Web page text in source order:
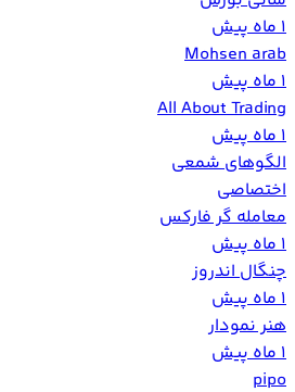
1 ماه پیش
Mohsen arab
1 ماه پیش
All About Trading
1 ماه پیش
الگوهای شمعی
اختصاصی
معامله گر فارکس
1 ماه پیش
‏چنگال اندروز‏
1 ماه پیش
هنر نمودار
1 ماه پیش
pipo